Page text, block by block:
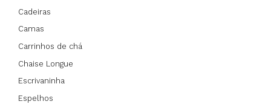
Cadeiras
Camas
Carrinhos de chá
Chaise Longue
Escrivaninha
Espelhos